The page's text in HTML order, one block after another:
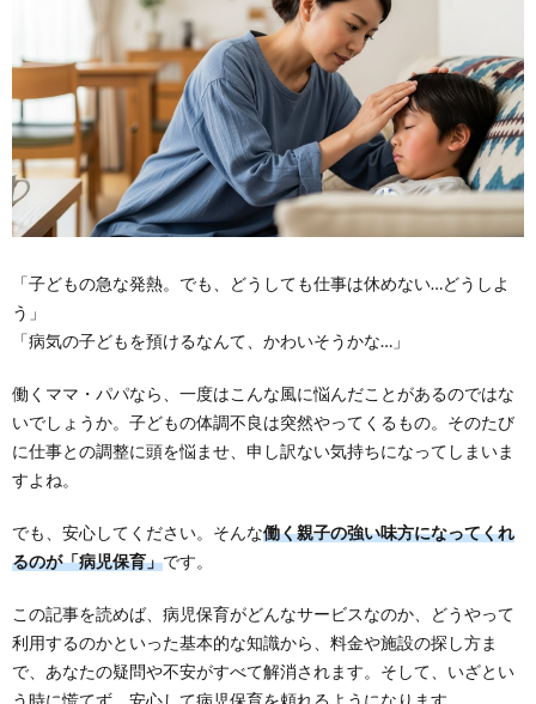
「子どもの急な発熱。でも、どうしても仕事は休めない…どうしよ
う」
「病気の子どもを預けるなんて、かわいそうかな…」
働くママ・パパなら、一度はこんな風に悩んだことがあるのではな
いでしょうか。子どもの体調不良は突然やってくるもの。そのたび
に仕事との調整に頭を悩ませ、申し訳ない気持ちになってしまいま
すよね。
でも、安心してください。そんな働く親子の強い味方になってくれ
るのが「病児保育」です。
この記事を読めば、病児保育がどんなサービスなのか、どうやって
利用するのかといった基本的な知識から、料金や施設の探し方ま
で、あなたの疑問や不安がすべて解消されます。そして、いざとい
う時に慌てず、安心して病児保育を頼れるようになります。